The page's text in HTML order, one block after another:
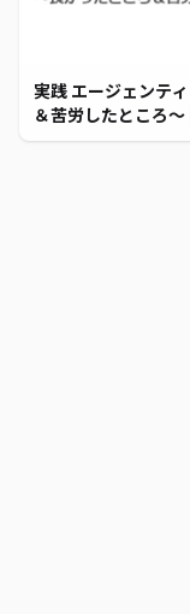
実践 エージェンテ
＆苦労したところ